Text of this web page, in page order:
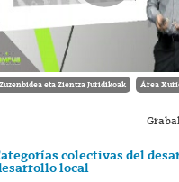
Zuzenbidea eta Zientza Juridikoak Área
colectivas del
local